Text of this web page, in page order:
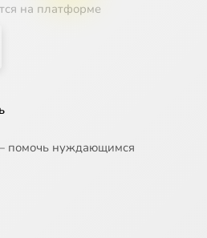
на платформе
помочь нуждающимся